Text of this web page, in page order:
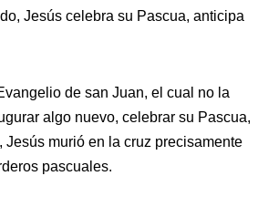
Jesús celebra su Pascua, anticipa
de san Juan, el cual no la
algo nuevo, celebrar su Pascua,
murió en la cruz precisamente
pascuales.